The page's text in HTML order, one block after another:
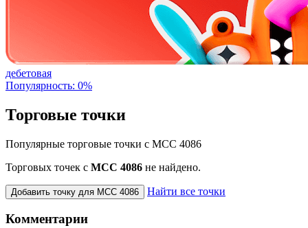
дебетовая
Популярность: 0%
Торговые точки
Популярные торговые точки с MCC 4086
Торговых точек с МСС 4086 не найдено.
Добавить точку для MCC 4086 Найти все точки
Комментарии